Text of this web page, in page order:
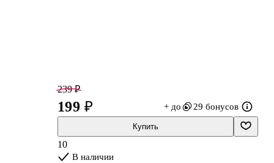
239 ₽
199 ₽ + до 29 бонусов
Купить
10
В наличии